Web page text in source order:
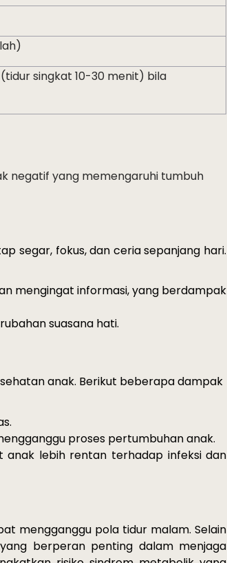
singkat 10-30 menit) bila
negatif yang memengaruhi tumbuh
segar, fokus, dan ceria sepanjang hari
mengingat informasi, yang berdampak
suasana hati.
anak. Berikut beberapa dampak
.
proses pertumbuhananak.
anak lebih rentan terhadap infeksi
mengganggu pola tidur malam
berperan penting dalam menjaga